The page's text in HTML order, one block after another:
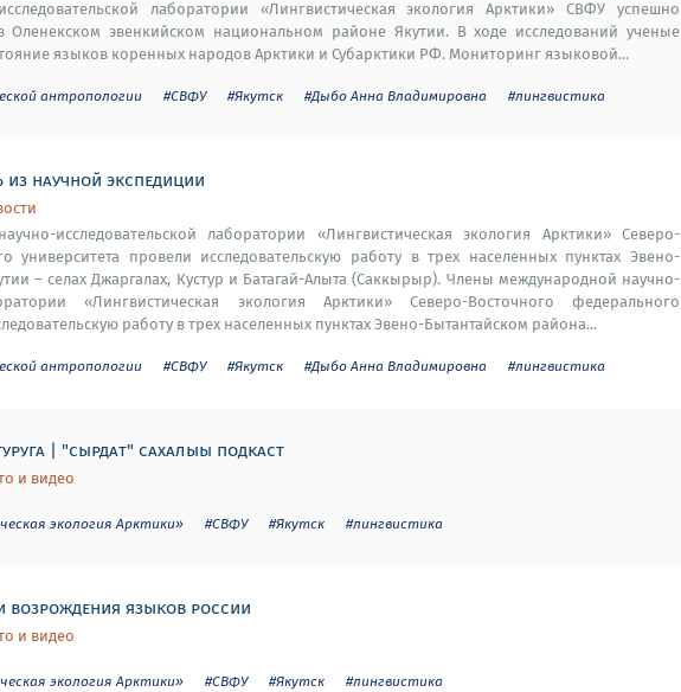
лаборатории «Лингвистическая экология Арктики» СВФУ успешно
Оленекском эвенкийском национальном районе Якутии. В ходе исследований ученые
языков коренных народов Арктики и Субарктики РФ. Мониторинг языковой...
антропологии #СВФУ #Якутск #Дыбо Анна Владимировна #лингвистика
из научной экспедиции
исследовательской лаборатории «Лингвистическая экология Арктики» Северо-
университета провели исследовательскую работу в трех населенных пунктах Эвено-
– селах Джаргалах, Кустур и Батагай-Алыта (Саккырыр). Члены международной научно-
«Лингвистическая экология Арктики» Северо-Восточного федерального
работу в трех населенных пунктах Эвено-Бытантайском района...
антропологии #СВФУ #Якутск #Дыбо Анна Владимировна #лингвистика
| "сырдат" сахалыы подкаст
и видео
экология Арктики» #СВФУ #Якутск #лингвистика
возрождения языков россии
и видео
экология Арктики» #СВФУ #Якутск #лингвистика